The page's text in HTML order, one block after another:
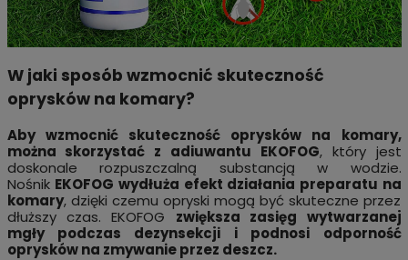
W jaki sposób wzmocnić skuteczność
oprysków na komary?
Aby wzmocnić skuteczność oprysków na komary,
można skorzystać z adiuwantu EKOFOG, który jest
doskonale rozpuszczalną substancją w wodzie.
Nośnik EKOFOG wydłuża efekt działania preparatu na
komary, dzięki czemu opryski mogą być skuteczne przez
dłuższy czas. EKOFOG zwiększa zasięg wytwarzanej
mgły podczas dezynsekcji i podnosi odporność
oprysków na zmywanie przez deszcz.